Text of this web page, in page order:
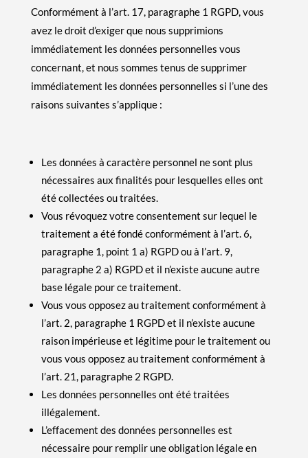
Conformément à l’art. 17, paragraphe 1 RGPD, vous
avez le droit d’exiger que nous supprimions
immédiatement les données personnelles vous
concernant, et nous sommes tenus de supprimer
immédiatement les données personnelles si l’une des
raisons suivantes s’applique :
Les données à caractère personnel ne sont plus
nécessaires aux finalités pour lesquelles elles ont
été collectées ou traitées.
Vous révoquez votre consentement sur lequel le
traitement a été fondé conformément à l’art. 6,
paragraphe 1, point 1 a) RGPD ou à l’art. 9,
paragraphe 2 a) RGPD et il n’existe aucune autre
base légale pour ce traitement.
Vous vous opposez au traitement conformément à
l’art. 2, paragraphe 1 RGPD et il n’existe aucune
raison impérieuse et légitime pour le traitement ou
vous vous opposez au traitement conformément à
l’art. 21, paragraphe 2 RGPD.
Les données personnelles ont été traitées
illégalement.
L’effacement des données personnelles est
nécessaire pour remplir une obligation légale en